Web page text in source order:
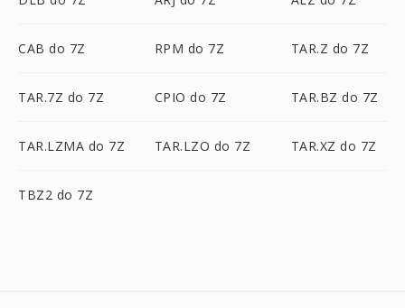
CAB do 7Z RPM do 7Z TAR.Z do 7Z
TAR.7Z do 7Z CPIO do 7Z TAR.BZ do 7Z
TAR.LZMA do 7Z TAR.LZO do 7Z TAR.XZ do 7Z
TBZ2 do 7Z